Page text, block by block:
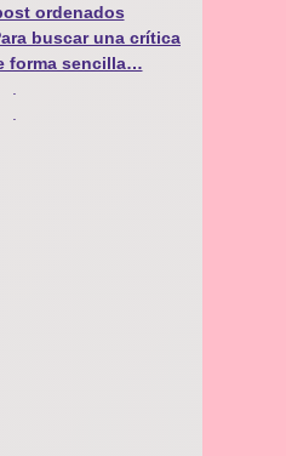
ordenados
buscar una crítica
forma sencilla…